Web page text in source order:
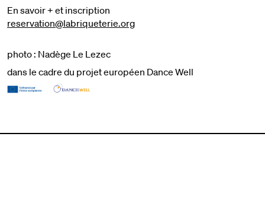
En savoir + et inscription
reservation@labriqueterie.org
photo : Nadège Le Lezec
dans le cadre du projet européen Dance Well